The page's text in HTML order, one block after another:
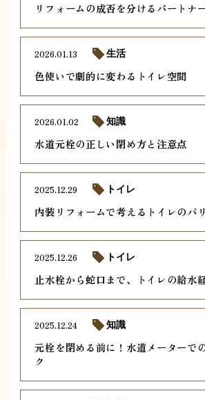
リフォームの成否を分けるパートナ
色使いで劇的に変わるトイレ空間
2026.01.13 生活
水道元栓の正しい閉め方と注意点
2026.01.02 知識
内装リフォームで考えるトイレのバ
2025.12.29 トイレ
止水栓から蛇口まで、トイレの給水
2025.12.26 トイレ
元栓を閉める前に！水道メーターで
ク
2025.12.24 知識